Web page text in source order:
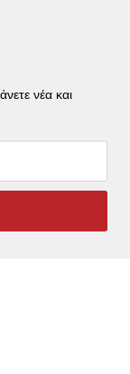
νέα και